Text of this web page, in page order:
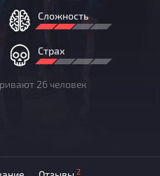
Сложность
Страх
26 человек
2